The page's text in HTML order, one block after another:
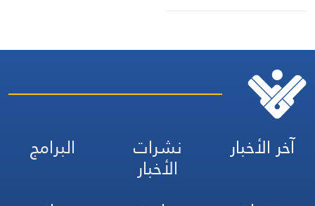
آخر الأخبار نشرات
الأخبار
البرامج